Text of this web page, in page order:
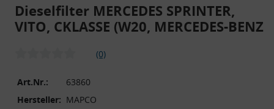
Dieselfilter MERCEDES SPRINTER,
VITO, CKLASSE (W20, MERCEDES-BENZ
(0)
Art.Nr.:
63860
Hersteller: MAPCO